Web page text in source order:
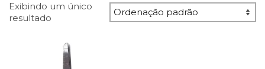
Exibindo um único
resultado